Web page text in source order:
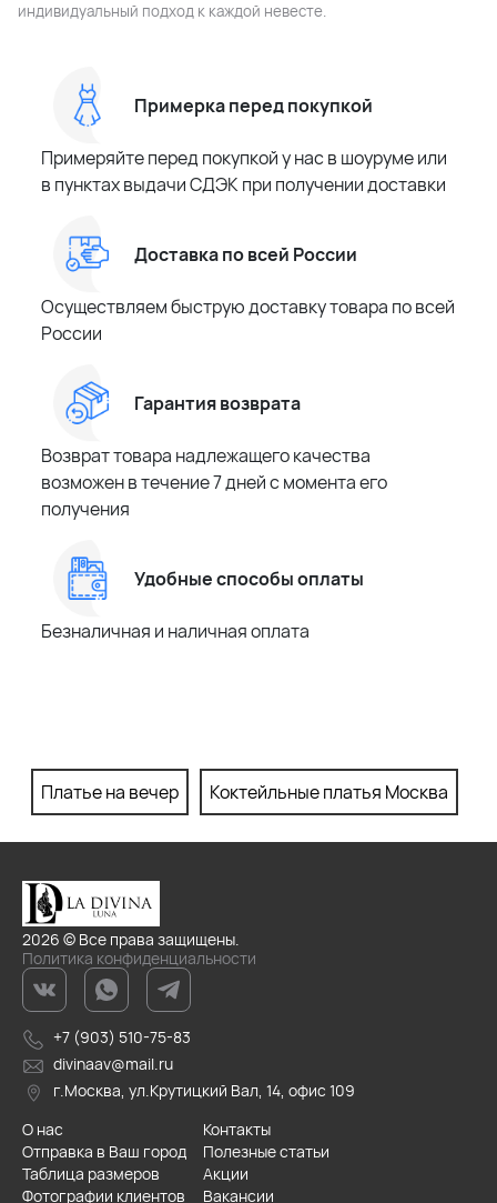
индивидуальный подход к каждой невесте.
Примерка перед покупкой
Примеряйте перед покупкой у нас в шоуруме или
в пунктах выдачи СДЭК при получении доставки
Доставка по всей России
Осуществляем быструю доставку товара по всей
России
Гарантия возврата
Возврат товара надлежащего качества
возможен в течение 7 дней с момента его
получения
Удобные способы оплаты
Безналичная и наличная оплата
Платье на вечер Коктейльные платья Москва
2026 © Все права защищены.
Политика конфиденциальности
+7 (903) 510-75-83
divinaav@mail.ru
г.Москва, ул.Крутицкий Вал, 14, офис 109
О нас
Контакты
Отправка в Ваш город
Полезные статьи
Таблица размеров
Акции
Фотографии клиентов
Вакансии